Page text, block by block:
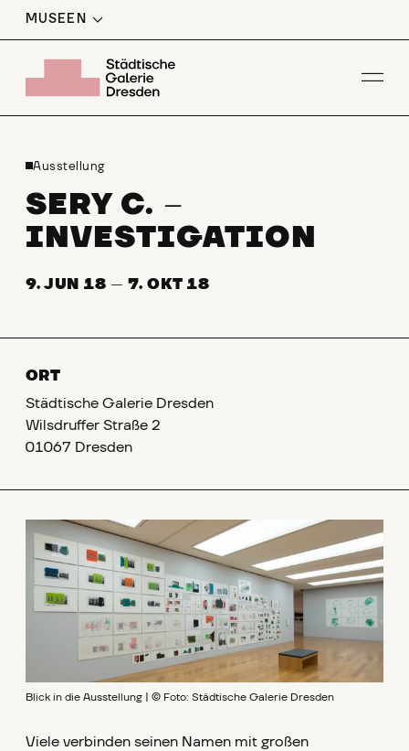
MUSEEN
Ausstellung
SERY C. –
INVESTIGATION
9. JUN 18 — 7. OKT 18
ORT
Städtische Galerie Dresden
Wilsdruffer Straße 2
01067 Dresden
Blick in die Ausstellung | © Foto: Städtische Galerie Dresden
Viele verbinden seinen Namen mit großen